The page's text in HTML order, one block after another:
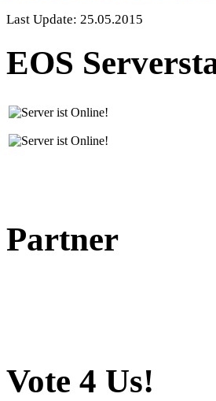
Last Update: 25.05.2015
EOS
Partner
Vote 4 Us!